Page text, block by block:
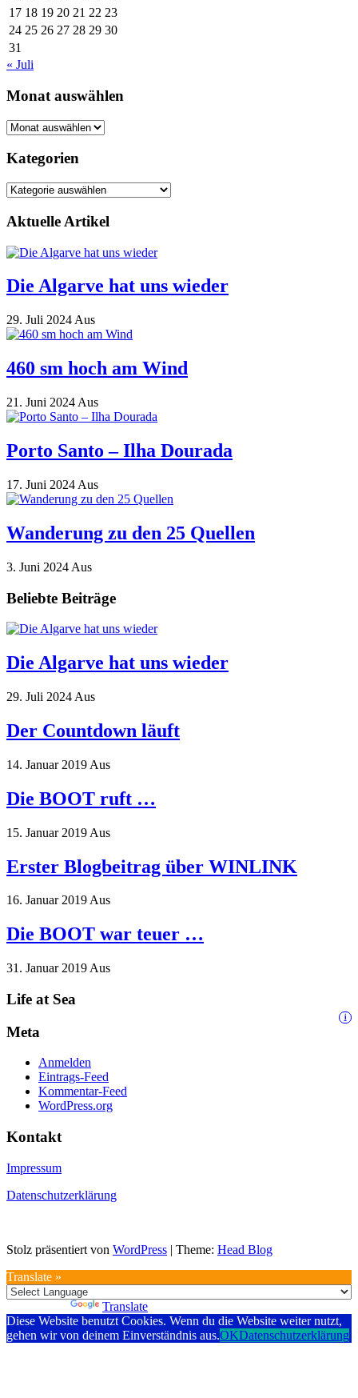
17 18 19 20 21 22 23
24 25 26 27 28 29 30
31
« Juli
Monat auswählen
Monat
Kategorien
Kategorien
Aktuelle Artikel
Die Algarve hat uns wieder
29. Juli 2024 Aus
460 sm hoch am Wind
21. Juni 2024 Aus
Porto Santo – Ilha Dourada
17. Juni 2024 Aus
Wanderung zu den 25 Quellen
3. Juni 2024 Aus
Beliebte Beiträge
Die Algarve hat uns wieder
29. Juli 2024 Aus
Der Countdown läuft
14. Januar 2019 Aus
Die BOOT ruft …
15. Januar 2019 Aus
Erster Blogbeitrag über WINLINK
16. Januar 2019Aus
Die BOOT war teuer …
31. Januar 2019 Aus
Life at Sea
i
Meta
Anmelden
Eintrags-Feed
Kommentar-Feed
WordPress.org
Kontakt
Impressum
Datenschutzerklärung
Stolz präsentiert von WordPress | Theme: Head Blog
Translate »
Translate
Diese Website benutzt Cookies. Wenn du die Website weiter nutzt,
gehen wir von deinem Einverständnis aus.OKDatenschutzerklärung